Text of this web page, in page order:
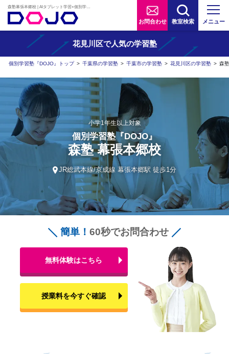
お問合わせ 教室検索 メニュー
花見川区で人気の学習塾
個別学習塾『DOJO』トップ > 千葉県の学習塾 > 千葉市の学習塾 > 花見川区の学習塾 > 森
小学1年生以上対象
個別学習塾『DOJO』
森塾 幕張本郷校
JR総武本線/京成線 幕張本郷駅 徒歩1分
簡単！ 60秒でお問合わせ
無料体験はこちら
授業料を今すぐ確認